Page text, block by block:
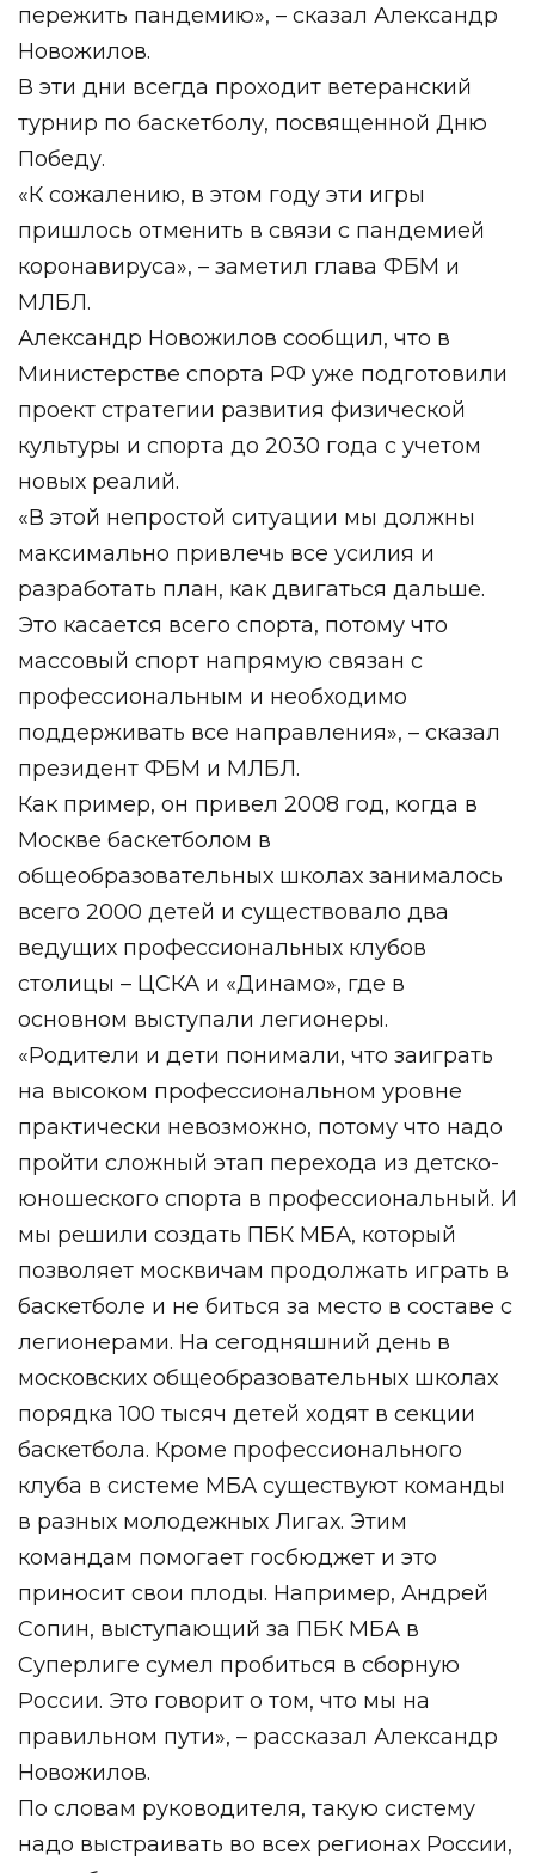
пережить пандемию», – сказал Александр
Новожилов.
В эти дни всегда проходит ветеранский
турнир по баскетболу, посвященной Дню
Победу.
«К сожалению, в этом году эти игры
пришлось отменить в связи с пандемией
коронавируса», – заметил глава ФБМ и
МЛБЛ.
Александр Новожилов сообщил, что в
Министерстве спорта РФ уже подготовили
проект стратегии развития физической
культуры и спорта до 2030 года с учетом
новых реалий.
«В этой непростой ситуации мы должны
максимально привлечь все усилия и
разработать план, как двигаться дальше.
Это касается всего спорта, потому что
массовый спорт напрямую связан с
профессиональным и необходимо
поддерживать все направления», – сказал
президент ФБМ и МЛБЛ.
Как пример, он привел 2008 год, когда в
Москве баскетболом в
общеобразовательных школах занималось
всего 2000 детей и существовало два
ведущих профессиональных клубов
столицы – ЦСКА и «Динамо», где в
основном выступали легионеры.
«Родители и дети понимали, что заиграть
на высоком профессиональном уровне
практически невозможно, потому что надо
пройти сложный этап перехода из детско-
юношеского спорта в профессиональный. И
мы решили создать ПБК МБА, который
позволяет москвичам продолжать играть в
баскетболе и не биться за место в составе с
легионерами. На сегодняшний день в
московских общеобразовательных школах
порядка 100 тысяч детей ходят в секции
баскетбола. Кроме профессионального
клуба в системе МБА существуют команды
в разных молодежных Лигах. Этим
командам помогает госбюджет и это
приносит свои плоды. Например, Андрей
Сопин, выступающий за ПБК МБА в
Суперлиге сумел пробиться в сборную
России. Это говорит о том, что мы на
правильном пути», – рассказал Александр
Новожилов.
По словам руководителя, такую систему
надо выстраивать во всех регионах России,